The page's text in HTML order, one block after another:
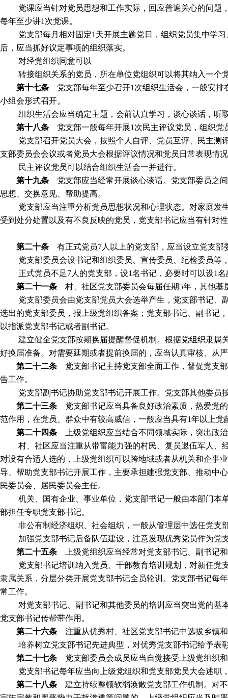
党课应当针对党员思想和工作实际，回应普遍关心的问
每年至少讲1 次党课。
党支部每月相对固定1 天开展主题党日，组织党员集中学
后，应当抓好议定事项的组织落实。
对经党组织同意可以
转接组织关系的党员，所在单位党组织可以将其纳入一个
第十七条 党支部每年至少召开1 次组织生活会，一般安排
小组会形式召开。
组织生活会应当确定主题，会前认真学习，谈心谈话，
第十八条 党支部一般每年开展1 次民主评议党员，组织党
党支部召开党员大会，按照个人自评、党员互评、民主
支部委员会会议或者党员大会根据评议情况和党员日常表现情
民主评议党员可以结合组织生活会一并进行。
第十九条 党支部应当经常开展谈心谈话。党支部委员之
思想、交换意见、帮助提高。
党支部应当注重分析党员思想状况和心理状态。对家庭
受到处分处置以及有不良反映的党员，党支部书记应当有针对
第二十条 有正式党员7人以上的党支部，应当设立党支
党支部委员会设书记和组织委员、宣传委员、纪检委员等
正式党员不足7人的党支部，设1名书记，必要时可以设1名
第二十一条 村、社区党支部委员会每届任期5年，其他基
党支部委员会由党支部党员大会选举产生，党支部书记
选出的党支部委员，报上级党组织备案；党支部书记、副书记
以指派党支部书记或者副书记。
建立健全党支部按期换届提醒督促机制。根据党组织隶
好换届准备。对需要延期或者提前换届的，应当认真审核、从
第二十二条 党支部书记主持党支部全面工作，督促党支
告工作。
党支部副书记协助党支部书记开展工作。党支部其他委员
第二十三条 党支部书记应当具备良好政治素质，热爱党
范作用，在党员、群众中有较高威信，一般应当具有1年以上党
第二十四条 上级党组织应当结合不同领域实际，突出政
村、社区应当注重从带富能力强的村民、复员退伍军人
对没有合适人选的，上级党组织可以跨地域或者从机关和企事
导、帮助党支部书记开展工作，主要承担建强党支部、推动中
民委员会、居民委员会主任。
机关、国有企业、事业单位，党支部书记一般由本部门
部担任专职党支部书记。
非公有制经济组织、社会组织，一般从管理层中选任党
加强党支部书记后备队伍建设，注意发现优秀党员作为
第二十五条 上级党组织应当经常对党支部书记、副书记
党支部书记培训纳入党员、干部教育培训规划，对新任
隶属关系，分层分类开展党支部书记全员轮训。党支部书记每
常工作。
对党支部书记、副书记和其他委员的培训应当突出党的
党支部书记传帮带作用。
第二十六条 注重从优秀村、社区党支部书记中选拔乡镇
培养树立党支部书记先进典型，对优秀党支部书记给予表
第二十七条 党支部委员会成员应当自觉接受上级党组织
党支部书记每年应当向上级党组织和党支部党员大会述
第二十八条 建立持续整顿软弱涣散党支部工作机制。对